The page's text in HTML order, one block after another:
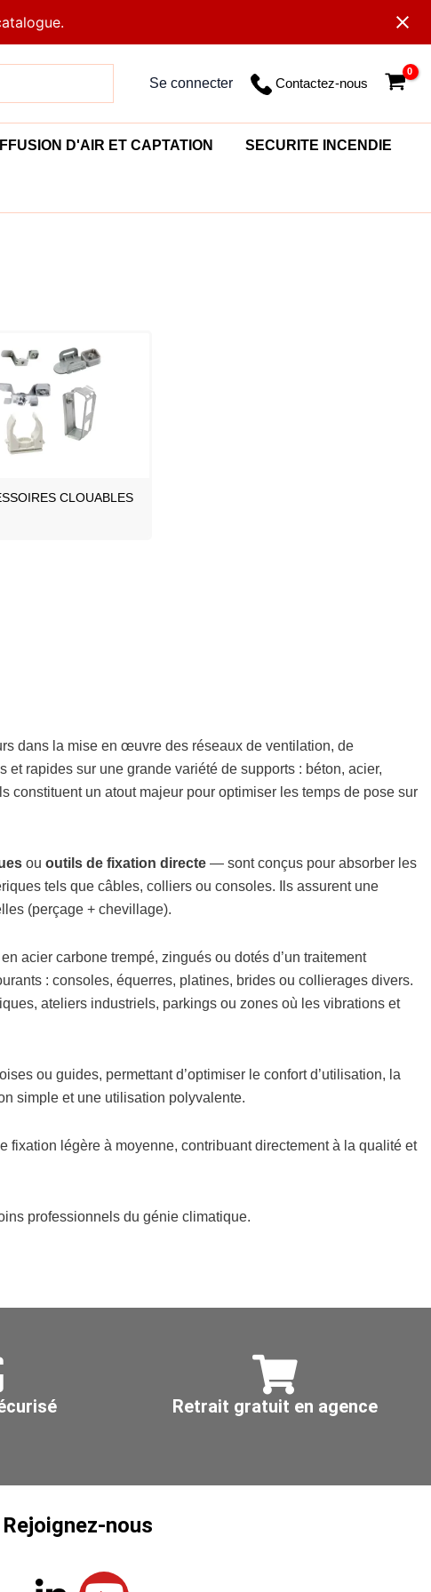
Se connecter Contactez-nous
D'AIR ET CAPTATION SECURITE INCENDIE
CLOUABLES
dans la mise en œuvre des réseaux de ventilation, de
rapides sur une grande variété de supports : béton, acier,
constituent un atout majeur pour optimiser les temps de pose sur
ou outils de fixation directe — sont conçus pour absorber les
tels que câbles, colliers ou consoles. Ils assurent une
(perçage + chevillage).
acier carbone trempé, zingués ou dotés d’un traitement
: consoles, équerres, platines, brides ou collierages divers.
ateliers industriels, parkings ou zones où les vibrations et
ou guides, permettant d’optimiser le confort d’utilisation, la
simple et une utilisation polyvalente.
légère à moyenne, contribuant directement à la qualité et
professionnels du génie climatique.
Retrait gratuit en agence
Rejoignez-nous